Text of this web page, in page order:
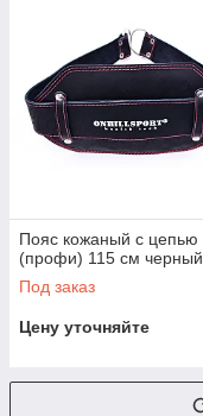
Пояс кожаный с цепью
(профи) 115 см черный
Под заказ
Цену уточняйте